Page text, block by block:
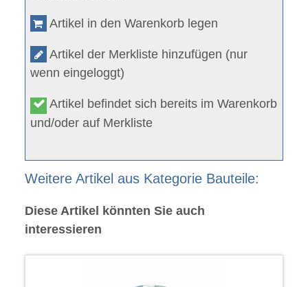
Artikel in den Warenkorb legen
Artikel der Merkliste hinzufügen (nur
wenn eingeloggt)
Artikel befindet sich bereits im Warenkorb
und/oder auf Merkliste
Weitere Artikel aus Kategorie Bauteile:
Diese Artikel könnten Sie auch
interessieren